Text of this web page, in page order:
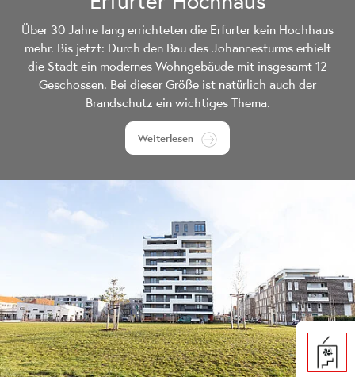
Über 30 Jahre lang errichteten die Erfurter kein Hochhaus
mehr. Bis jetzt: Durch den Bau des Johannesturms erhielt
die Stadt ein modernes Wohngebäude mit insgesamt 12
Geschossen. Bei dieser Größe ist natürlich auch der
Brandschutz ein wichtiges Thema.
Weiterlesen